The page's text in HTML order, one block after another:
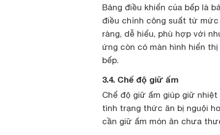
Bảng điều khiển của bếp là
điều chỉnh công suất từ
ràng, dễ hiểu, phù hợp với
ứng còn có màn hình hiển
bếp.
3.4. Chế độ giữ ấm
Chế độ giữ ấm giúp giữ nhiệt
tình trạng thức ăn bị nguội
cần giữ ấm món ăn chưa